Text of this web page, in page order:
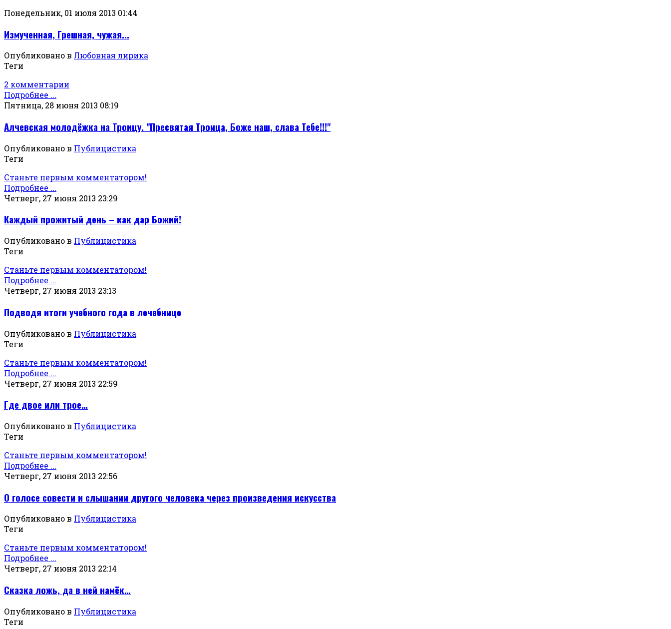
Понедельник, 01 июля 2013 01:44
Измученная, Грешная, чужая...
Опубликовано в Любовная лирика
Теги
2 комментарии
Подробнее ...
Пятница, 28 июня 2013 08:19
Алчевская молодёжка на Троицу. "Пресвятая Троица, Боже наш, слава Тебе!!!"
Опубликовано в Публицистика
Теги
Станьте первым комментатором!
Подробнее ...
Четверг, 27 июня 2013 23:29
Каждый прожитый день – как дар Божий!
Опубликовано в Публицистика
Теги
Станьте первым комментатором!
Подробнее ...
Четверг, 27 июня 2013 23:13
Подводя итоги учебного года в лечебнице
Опубликовано в Публицистика
Теги
Станьте первым комментатором!
Подробнее ...
Четверг, 27 июня 2013 22:59
Где двое или трое…
Опубликовано в Публицистика
Теги
Станьте первым комментатором!
Подробнее ...
Четверг, 27 июня 2013 22:56
О голосе совести и слышании другого человека через произведения искусства
Опубликовано в Публицистика
Теги
Станьте первым комментатором!
Подробнее ...
Четверг, 27 июня 2013 22:14
Сказка ложь, да в ней намёк…
Опубликовано в Публицистика
Теги